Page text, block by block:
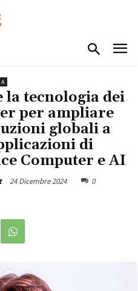
la tecnologia dei
per ampliare
globali a
di
Computer e AI
24 Dicembre 2024 0